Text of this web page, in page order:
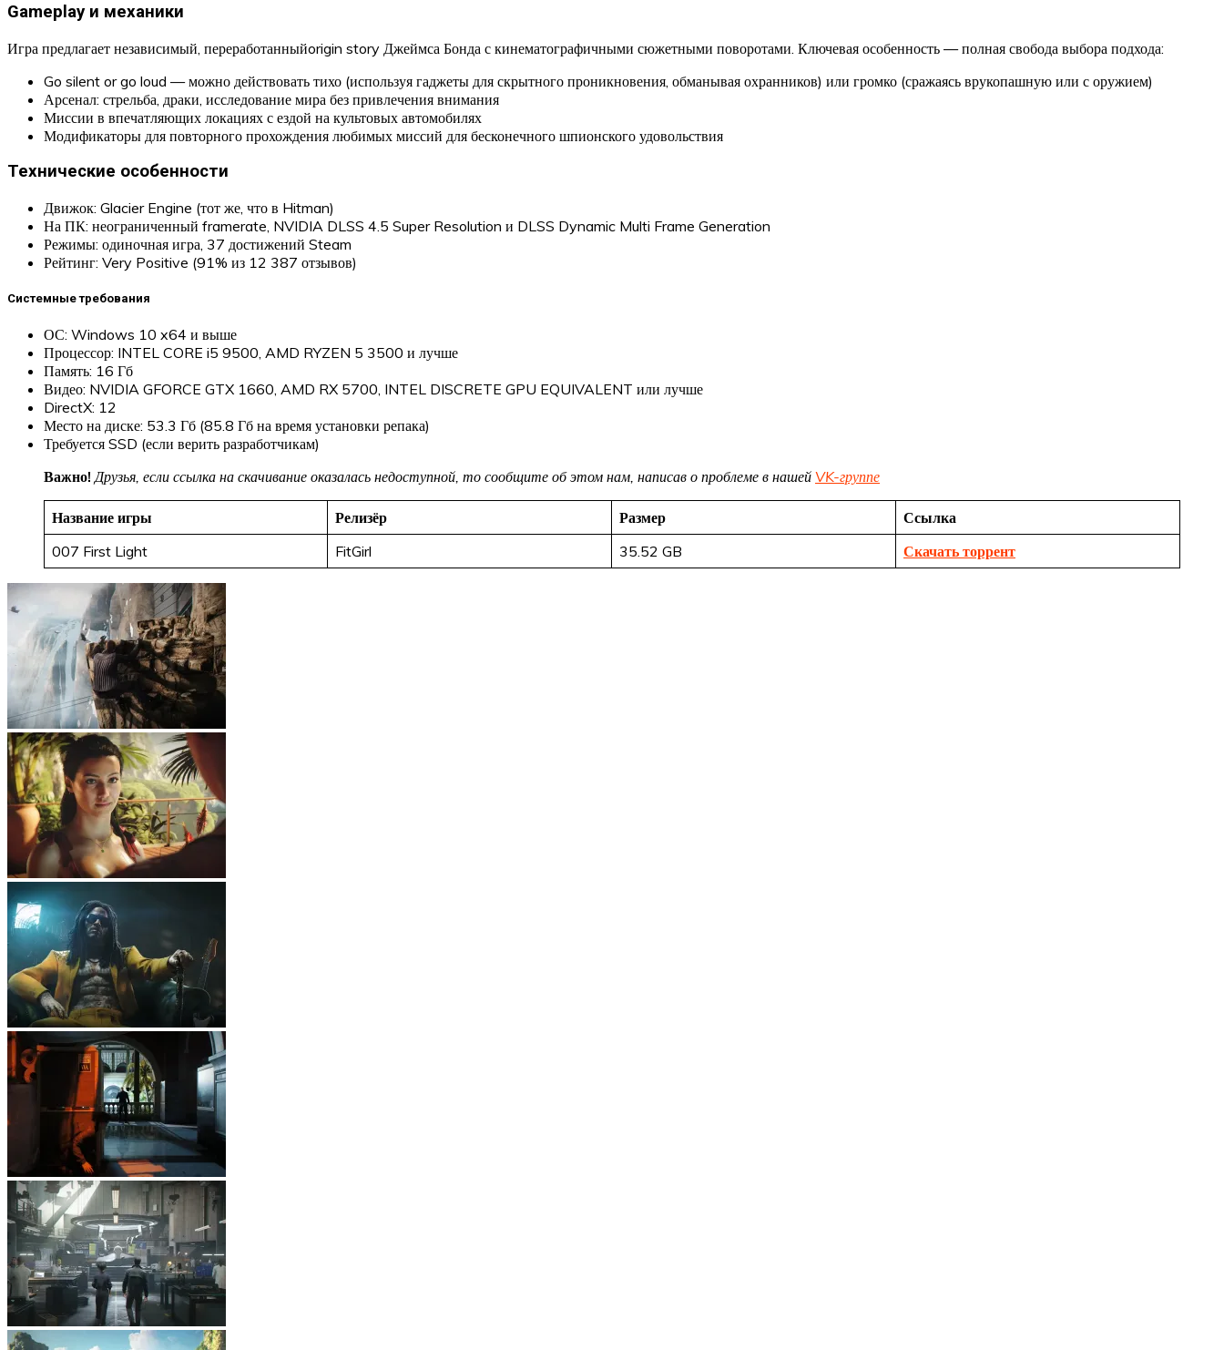
Gameplay и механики
Игра предлагает независимый, переработанныйorigin story Джеймса Бонда с кинематографичными сюжетными поворотами. Ключевая особенность — полная свобода выбора подхода:
Go silent or go loud — можно действовать тихо (используя гаджеты для скрытного проникновения, обманывая охранников) или громко (сражаясь врукопашную или с оружием)
Арсенал: стрельба, драки, исследование мира без привлечения внимания
Миссии в впечатляющих локациях с ездой на культовых автомобилях
Модификаторы для повторного прохождения любимых миссий для бесконечного шпионского удовольствия
Технические особенности
Движок: Glacier Engine (тот же, что в Hitman)
На ПК: неограниченный framerate, NVIDIA DLSS 4.5 Super Resolution и DLSS Dynamic Multi Frame Generation
Режимы: одиночная игра, 37 достижений Steam
Рейтинг: Very Positive (91% из 12 387 отзывов)
Системные требования
ОС: Windows 10 x64 и выше
Процессор: INTEL CORE i5 9500, AMD RYZEN 5 3500 и лучше
Память: 16 Гб
Видео: NVIDIA GFORCE GTX 1660, AMD RX 5700, INTEL DISCRETE GPU EQUIVALENT или лучше
DirectX: 12
Место на диске: 53.3 Гб (85.8 Гб на время установки репака)
Требуется SSD (если верить разработчикам)
Важно!Друзья, если ссылка на скачивание оказалась недоступной, то сообщите об этом нам, написав о проблеме в нашей VK-группе
Название игры Релизёр Размер
Ссылка
007 First Light
FitGirl 35.52 GB Скачать торрент